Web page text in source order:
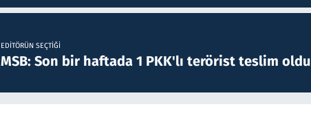
EDITÖRÜN SEÇTIĞI
MSB: Son bir haftada 1 PKK'lı terörist teslim oldu